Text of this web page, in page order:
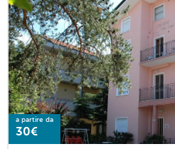
a partire da
30€